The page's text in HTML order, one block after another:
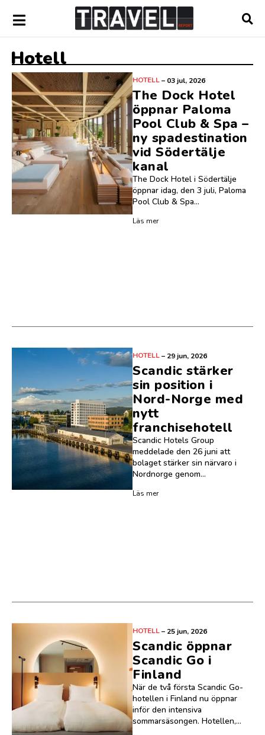
Hotell
HOTELL– 03 jul, 2026
The Dock Hotel
öppnar Paloma
Pool Club & Spa –
ny spadestination
vid Södertälje
kanal
The Dock Hotel i Södertälje
öppnar idag, den 3 juli, Paloma
Pool Club & Spa...
Läs mer
HOTELL– 29 jun, 2026
Scandic stärker
sin position i
Nord-Norge med
nytt
franchisehotell
Scandic Hotels Group
meddelade den 26 juni att
bolaget stärker sin närvaro i
Nordnorge genom...
Läs mer
HOTELL– 25 jun, 2026
Scandic öppnar
Scandic Go i
Finland
När de två första Scandic Go-
hotellen i Finland nu öppnar
inför den intensiva
sommarsäsongen. Hotellen,...